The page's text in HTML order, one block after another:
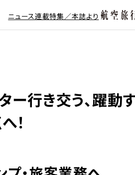
ニュース連載特集／本誌より
行き交う、躍動
！